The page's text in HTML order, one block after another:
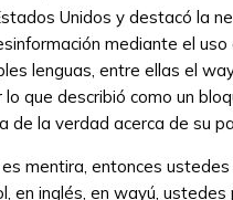
Unidos y destacó la
mediante el
lenguas, entre ellas el
que describió como un
de la verdad acerca de su
mentira, entonces
en inglés, en wayú, ustedes